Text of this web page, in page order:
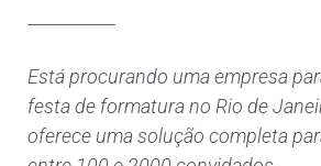
Está procurando uma empresa
festa de formatura no Rio de
oferece uma solução completa